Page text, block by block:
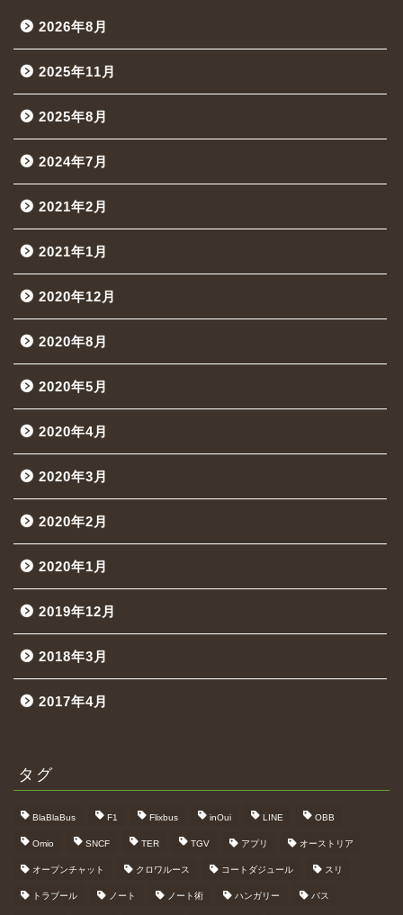
2026年8月
2025年11月
2025年8月
2024年7月
2021年2月
2021年1月
2020年12月
2020年8月
2020年5月
2020年4月
2020年3月
2020年2月
2020年1月
2019年12月
2018年3月
2017年4月
タグ
BlaBlaBus F1 Flixbus inOui LINE OBB
Omio SNCF TER TGV アプリ オーストリア
オープンチャット クロワルース コートダジュール スリ
トラブール ノート ノート術 ハンガリー バス